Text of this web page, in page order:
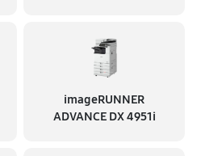
imageRUNNER
ADVANCE DX 4951i